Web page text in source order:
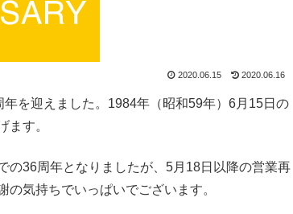
2020.06.15 2020.06.16
を迎えました。1984年（昭和59年）6月15日の
ます。
の36周年となりましたが、5月18日以降の営業再
気持ちでいっぱいでございます。